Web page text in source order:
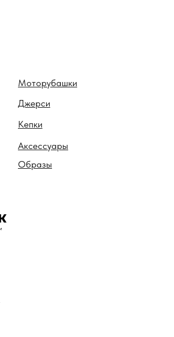
Моторубашки
Образы
Джерси
Кепки
Аксессуары